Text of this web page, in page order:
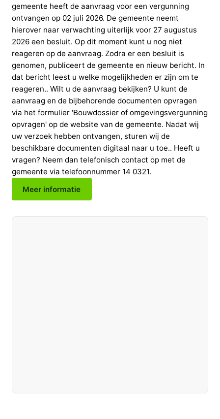
gemeente heeft de aanvraag voor een vergunning
ontvangen op 02 juli 2026. De gemeente neemt
hierover naar verwachting uiterlijk voor 27 augustus
2026 een besluit. Op dit moment kunt u nog niet
reageren op de aanvraag. Zodra er een besluit is
genomen, publiceert de gemeente en nieuw bericht. In
dat bericht leest u welke mogelijkheden er zijn om te
reageren.. Wilt u de aanvraag bekijken? U kunt de
aanvraag en de bijbehorende documenten opvragen
via het formulier 'Bouwdossier of omgevingsvergunning
opvragen' op de website van de gemeente. Nadat wij
uw verzoek hebben ontvangen, sturen wij de
beschikbare documenten digitaal naar u toe.. Heeft u
vragen? Neem dan telefonisch contact op met de
gemeente via telefoonnummer 14 0321.
Meer informatie